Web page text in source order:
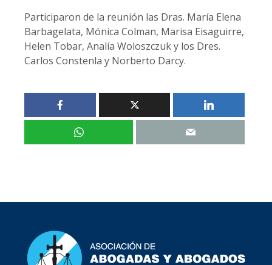
Participaron de la reunión las Dras. María Elena
Barbagelata, Mónica Colman, Marisa Eisaguirre,
Helen Tobar, Analía Woloszczuk y los Dres.
Carlos Constenla y Norberto Darcy.